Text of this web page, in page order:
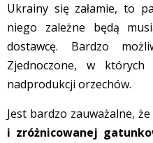
Ukrainy się załamie, to
niego zależne będą
dostawcę. Bardzo
Zjednoczone, w
nadprodukcji orzechów.
Jest bardzo zauważalne, że
i zróżnicowanej